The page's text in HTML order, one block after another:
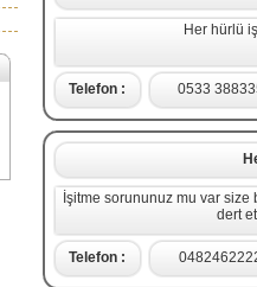
Her hürlü
Telefon : 0533
İşitme sorununuz mu var size
dert
Telefon :